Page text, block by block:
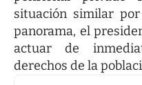
situación similar
panorama, el
actuar de
derechos de la